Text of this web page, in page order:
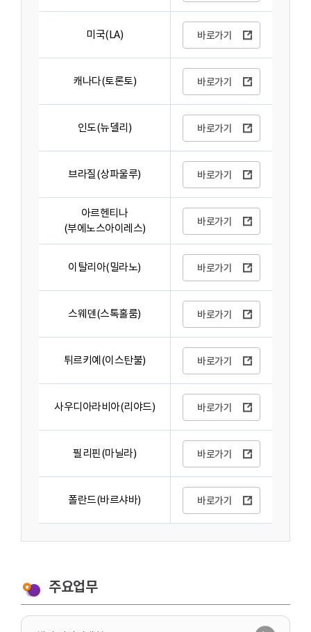
미국(LA) 바로가기
캐나다(토론토) 바로가기
인도(뉴델리) 바로가기
브라질(상파울루) 바로가기
아르헨티나
(부에노스아이레스)
바로가기
이탈리아(밀라노) 바로가기
스웨덴(스톡홀룸) 바로가기
튀르키예(이스탄불) 바로가기
사우디아라비아(리야드) 바로가기
필리핀(마닐라) 바로가기
폴란드(바르샤바) 바로가기
주요업무